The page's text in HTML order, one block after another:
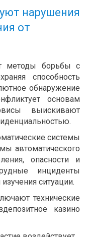
нарушения
от
методы борьбы с
способность
обнаружение
основам
выискивают
системы
автоматического
опасности и
инциденты
ситуации.
технические
казино